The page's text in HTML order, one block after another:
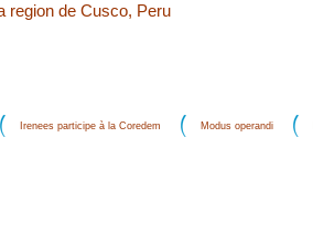
region de Cusco, Peru
Irenees participe à la Coredem Modus operandi